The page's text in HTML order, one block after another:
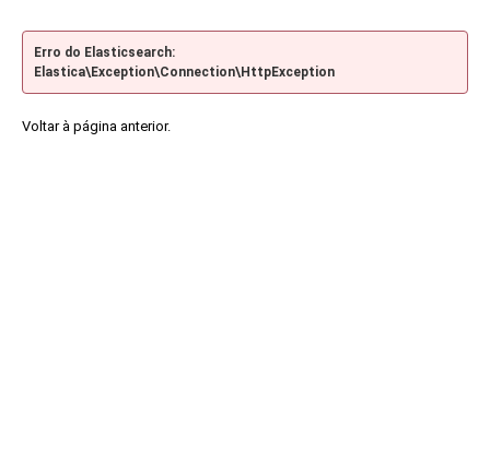
Erro do Elasticsearch:
Elastica\Exception\Connection\HttpException
Voltar à página anterior.